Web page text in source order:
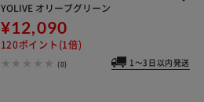
YOLIVE オリーブグリーン
¥12,090
120ポイント(1倍)
(0) 1～3日以内発送